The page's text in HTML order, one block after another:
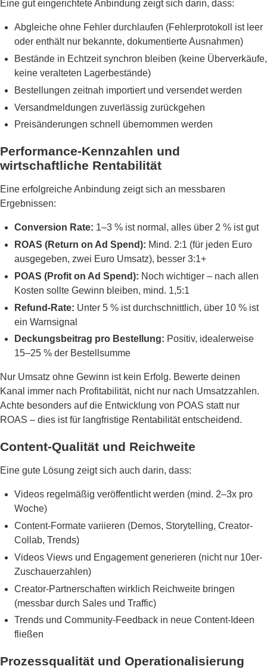
Eine gut eingerichtete Anbindung zeigt sich darin, dass:
Abgleiche ohne Fehler durchlaufen (Fehlerprotokoll ist leer
oder enthält nur bekannte, dokumentierte Ausnahmen)
Bestände in Echtzeit synchron bleiben (keine Überverkäufe,
keine veralteten Lagerbestände)
Bestellungen zeitnah importiert und versendet werden
Versandmeldungen zuverlässig zurückgehen
Preisänderungen schnell übernommen werden
Performance-Kennzahlen und
wirtschaftliche Rentabilität
Eine erfolgreiche Anbindung zeigt sich an messbaren
Ergebnissen:
Conversion Rate: 1–3 % ist normal, alles über 2 % ist gut
ROAS (Return on Ad Spend): Mind. 2:1 (für jeden Euro
ausgegeben, zwei Euro Umsatz), besser 3:1+
POAS (Profit on Ad Spend): Noch wichtiger – nach allen
Kosten sollte Gewinn bleiben, mind. 1,5:1
Refund-Rate: Unter 5 % ist durchschnittlich, über 10 % ist
ein Warnsignal
Deckungsbeitrag pro Bestellung: Positiv, idealerweise
15–25 % der Bestellsumme
Nur Umsatz ohne Gewinn ist kein Erfolg. Bewerte deinen
Kanal immer nach Profitabilität, nicht nur nach Umsatzzahlen.
Achte besonders auf die Entwicklung von POAS statt nur
ROAS – dies ist für langfristige Rentabilität entscheidend.
Content-Qualität und Reichweite
Eine gute Lösung zeigt sich auch darin, dass:
Videos regelmäßig veröffentlicht werden (mind. 2–3x pro
Woche)
Content-Formate variieren (Demos, Storytelling, Creator-
Collab, Trends)
Videos Views und Engagement generieren (nicht nur 10er-
Zuschauerzahlen)
Creator-Partnerschaften wirklich Reichweite bringen
(messbar durch Sales und Traffic)
Trends und Community-Feedback in neue Content-Ideen
fließen
Prozessqualität und Operationalisierung